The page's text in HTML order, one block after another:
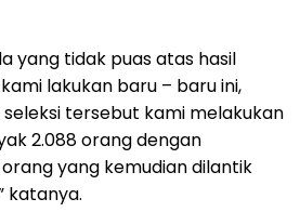
yang tidak puas atas hasil
lakukan baru – baru ini,
tersebut kami melakukan
2.088 orang dengan
yang kemudian dilantik
katanya.